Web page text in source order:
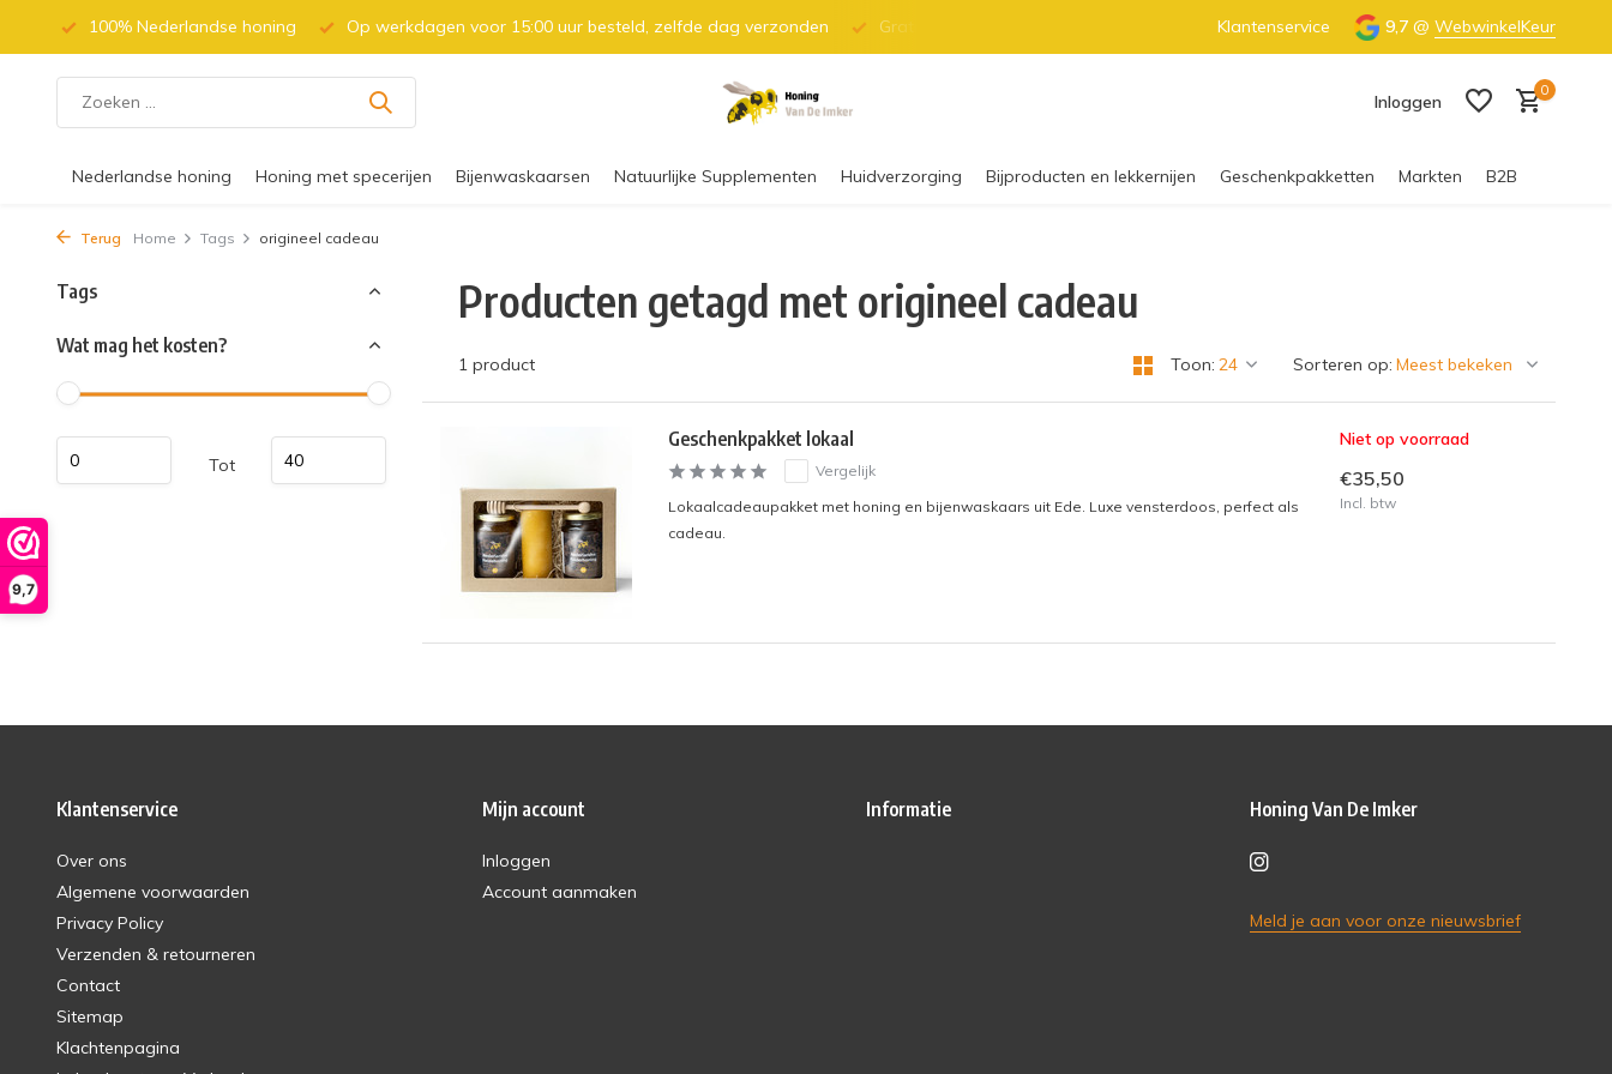
9,7
100% Nederlandse honing Op werkdagen voor 15:00 uur besteld, zelfde dag verzonden Gratis verzending vanaf €55 (NL) & €65 (BE) 100% Nederlandse honing
Klantenservice 9,7 @ WebwinkelKeur
Inloggen
0
Nederlandse honing Honing met specerijen Bijenwaskaarsen Natuurlijke Supplementen Huidverzorging Bijproducten en lekkernijen Geschenkpakketten Markten B2B
Terug Home Tags origineel cadeau
Tags
Wat mag het kosten?
Tot
Producten getagd met origineel cadeau
1 product Toon: Sorteren op:
Geschenkpakket lokaal
Vergelijk
Lokaalcadeaupakket met honing en bijenwaskaars uit Ede. Luxe vensterdoos, perfect als
cadeau.
Niet op voorraad
€35,50
Incl. btw
Klantenservice
Over ons
Algemene voorwaarden
Privacy Policy
Verzenden & retourneren
Contact
Sitemap
Klachtenpagina
Mijn account
Inloggen
Account aanmaken
Informatie Honing Van De Imker
Meld je aan voor onze nieuwsbrief